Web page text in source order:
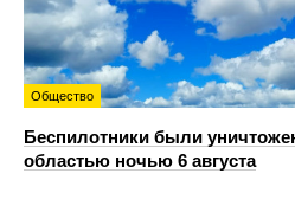
Общество
Беспилотники были
областью ночью 6 августа